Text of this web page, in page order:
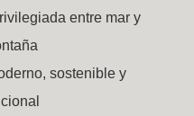
entre mar y
sostenible y